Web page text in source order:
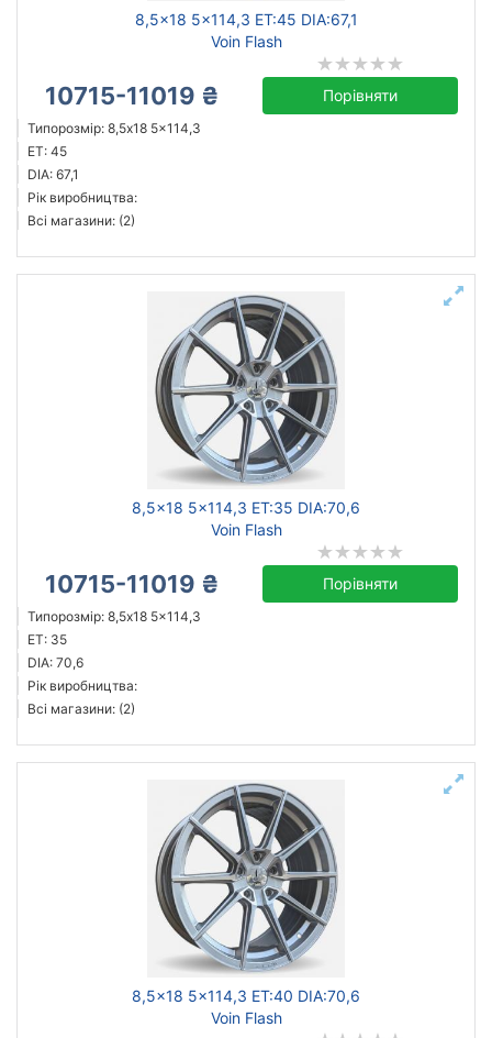
8,5x18 5x114,3 ET:45 DIA:67,1
Voin Flash
10715-11019 ₴ Порівняти
Типорозмір: 8,5x18 5x114,3
ET: 45
DIA: 67,1
Рік виробництва:
Всі магазини: (2)
8,5x18 5x114,3 ET:35 DIA:70,6
Voin Flash
10715-11019 ₴ Порівняти
Типорозмір: 8,5x18 5x114,3
ET: 35
DIA: 70,6
Рік виробництва:
Всі магазини: (2)
8,5x18 5x114,3 ET:40 DIA:70,6
Voin Flash